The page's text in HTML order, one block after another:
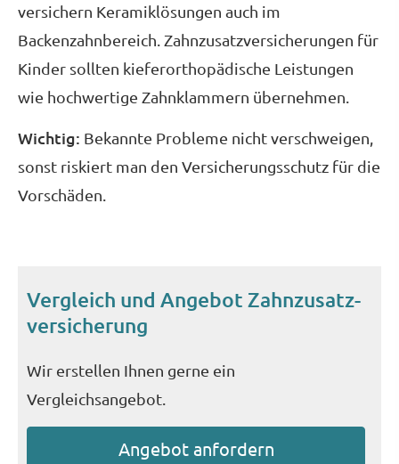
ver­sichern Keramiklösungen auch im
Backenzahnbereich. Zahn­zu­satz­ver­si­che­rungen für
Kinder sollten kieferorthopädische Leistungen
wie hochwertige Zahnklammern übernehmen.
Wichtig: Bekannte Probleme nicht verschweigen,
sonst riskiert man den Versicherungsschutz für die
Vorschäden.
Vergleich und Angebot Zahn­zu­satz­
ver­si­che­rung
Wir erstellen Ihnen gerne ein
Vergleichsangebot.
An­ge­bot an­for­dern